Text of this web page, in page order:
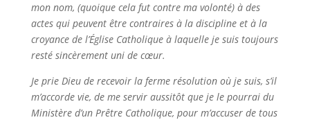
mon nom, (quoique cela fut contre ma volonté) à des
actes qui peuvent être contraires à la discipline et à la
croyance de l’Église Catholique à laquelle je suis toujours
resté sincèrement uni de cœur.
Je prie Dieu de recevoir la ferme résolution où je suis, s’il
m’accorde vie, de me servir aussitôt que je le pourrai du
Ministère d’un Prêtre Catholique, pour m’accuser de tous